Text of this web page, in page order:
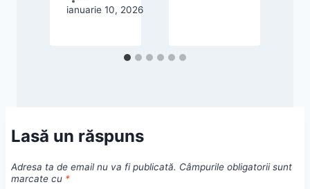
ianuarie 10, 2026
Lasă un răspuns
Adresa ta de email nu va fi publicată. Câmpurile obligatorii sunt
marcate cu *